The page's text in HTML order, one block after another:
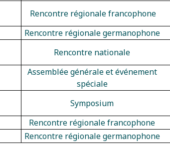
Rencontre régionale francophone
Rencontre régionale germanophone
Rencontre nationale
Assemblée générale et événement
spéciale
Symposium
Rencontre régionale francophone
Rencontre régionale germanophone